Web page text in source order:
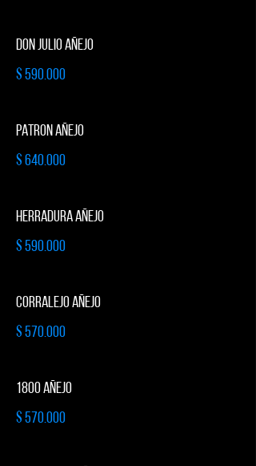
DON JULIO AÑEJO
$ 590.000
PATRON AÑEJO
$ 640.000
HERRADURA AÑEJO
$ 590.000
CORRALEJO AÑEJO
$ 570.000
1800 AÑEJO
$ 570.000